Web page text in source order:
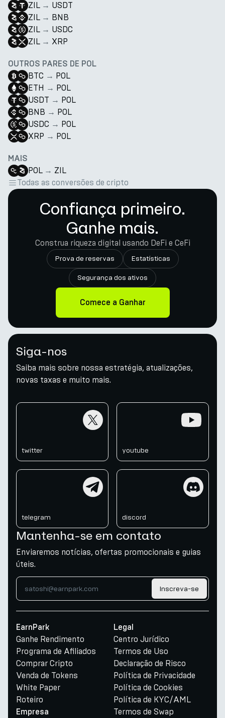
ZIL → USDT
ZIL → BNB
ZIL → USDC
ZIL → XRP
OUTROS PARES DE POL
BTC → POL
ETH → POL
USDT → POL
BNB → POL
USDC → POL
XRP → POL
MAIS
POL → ZIL
Todas as conversões de cripto
Confiança primeiro.
Ganhe mais.
Construa riqueza digital usando DeFi e CeFi
Prova de reservas Estatísticas
Segurança dos ativos
Comece a Ganhar
Siga-nos
Saiba mais sobre nossa estratégia, atualizações,
novas taxas e muito mais.
twitter youtube
telegram discord
Mantenha-se em contato
Enviaremos notícias, ofertas promocionais e guias
úteis.
Inscreva-se
EarnPark
Ganhe Rendimento
Programa de Afiliados
Comprar Cripto
Venda de Tokens
White Paper
Roteiro
Empresa
Legal
Centro Jurídico
Termos de Uso
Declaração de Risco
Política de Privacidade
Política de Cookies
Política de KYC/AML
Termos de Swap